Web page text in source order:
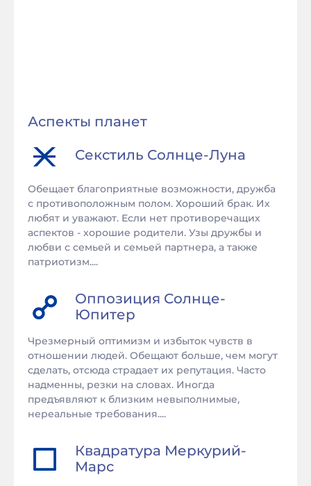
Аспекты планет
Секстиль Солнце-Луна
Обещает благоприятные возможности, дружба
с противоположным полом. Хороший брак. Их
любят и уважают. Если нет противоречащих
аспектов - хорошие родители. Узы дружбы и
любви с семьей и семьей партнера, а также
патриотизм....
Оппозиция Солнце-
Юпитер
Чрезмерный оптимизм и избыток чувств в
отношении людей. Обещают больше, чем могут
сделать, отсюда страдает их репутация. Часто
надменны, резки на словах. Иногда
предъявляют к близким невыполнимые,
нереальные требования....
Квадратура Меркурий-
Марс